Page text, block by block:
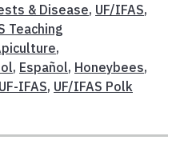
& Disease, UF/IFAS,
Teaching
,
, Español, Honeybees,
UF-IFAS, UF/IFAS Polk